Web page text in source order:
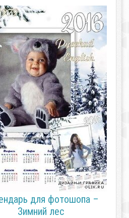
для фотошопа –
Зимний лес